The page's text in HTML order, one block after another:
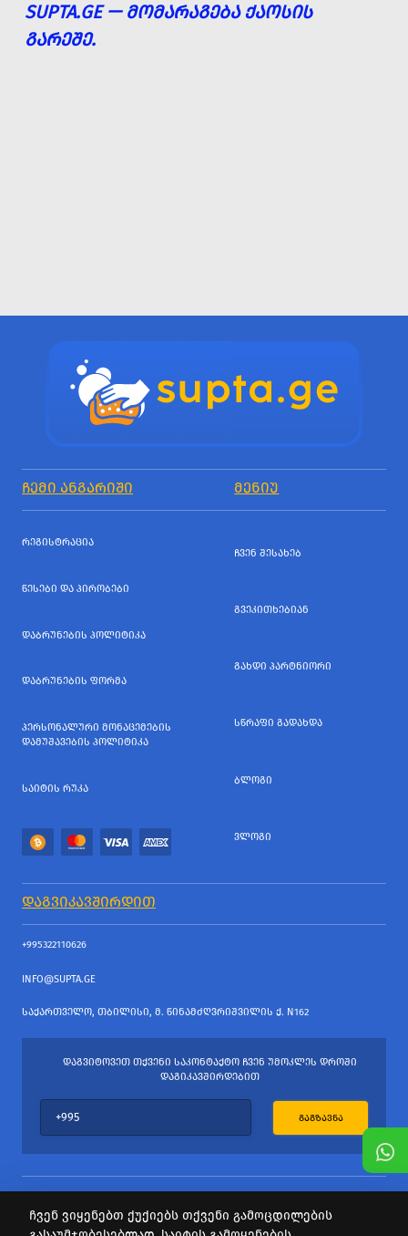
SUPTA.GE — ᲛᲝᲛᲐᲠᲐᲒᲔᲑᲐ ᲥᲐᲝᲡᲘᲡ
ᲒᲐᲠᲔᲨᲔ.
ᲩᲔᲛᲘ ᲐᲜᲒᲐᲠᲘᲨᲘ ᲛᲔᲜᲘᲣ
ᲠᲔᲒᲘᲡᲢᲠᲐᲪᲘᲐ
ᲬᲔᲡᲔᲑᲘ ᲓᲐ ᲞᲘᲠᲝᲑᲔᲑᲘ
ᲓᲐᲑᲠᲣᲜᲔᲑᲘᲡ ᲞᲝᲚᲘᲢᲘᲙᲐ
ᲓᲐᲑᲠᲣᲜᲔᲑᲘᲡ ᲤᲝᲠᲛᲐ
ᲞᲔᲠᲡᲝᲜᲐᲚᲣᲠᲘ ᲛᲝᲜᲐᲪᲔᲛᲔᲑᲘᲡ
ᲓᲐᲛᲣᲨᲐᲕᲔᲑᲘᲡ ᲞᲝᲚᲘᲢᲘᲙᲐ
ᲡᲐᲘᲢᲘᲡ ᲠᲣᲙᲐ
ᲩᲕᲔᲜ ᲨᲔᲡᲐᲮᲔᲑ
ᲒᲕᲔᲙᲘᲗᲮᲔᲑᲘᲐᲜ
ᲒᲐᲮᲓᲘ ᲞᲐᲠᲢᲜᲘᲝᲠᲘ
ᲡᲬᲠᲐᲤᲘ ᲒᲐᲓᲐᲮᲓᲐ
ᲑᲚᲝᲒᲘ
ᲕᲚᲝᲒᲘ
ᲓᲐᲒᲕᲘᲙᲐᲕᲨᲘᲠᲓᲘᲗ
+995322110626
INFO@SUPTA.GE
ᲡᲐᲥᲐᲠᲗᲕᲔᲚᲝ, ᲗᲑᲘᲚᲘᲡᲘ, Მ. ᲬᲘᲜᲐᲛᲫᲦᲕᲠᲘᲨᲕᲘᲚᲘᲡ Ქ. N162
ᲓᲐᲒᲕᲘᲢᲝᲕᲔᲗ ᲗᲥᲕᲔᲜᲘ ᲡᲐᲙᲝᲜᲢᲐᲥᲢᲝ ᲩᲕᲔᲜ ᲣᲛᲝᲙᲚᲔᲡ ᲓᲠᲝᲨᲘ
ᲓᲐᲒᲘᲙᲐᲕᲨᲘᲠᲓᲔᲑᲘᲗ
ᲒᲐᲒᲖᲐᲕᲜᲐ
ჩვენ ვიყენებთ ქუქიებს თქვენი გამოცდილების